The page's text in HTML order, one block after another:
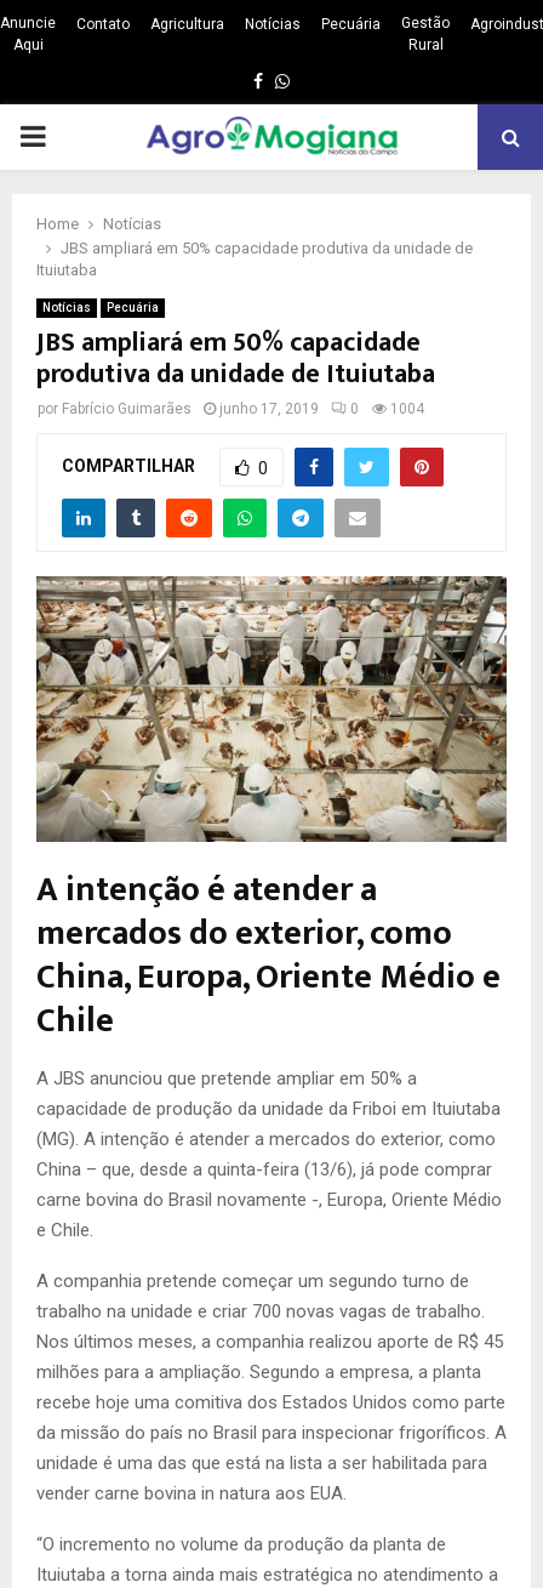
Anuncie
Aqui
Contato Agricultura Notícias Pecuária
Gestão
Rural
Facebook
Whatsapp
PRIMARY
Home
Notícias
JBS ampliará em 50% capacidade produtiva da unidade de
Ituiutaba
Notícias Pecuária
JBS ampliará em 50% capacidade
produtiva da unidade de Ituiutaba
por Fabrício Guimarães junho 17, 2019 0 1004
COMPARTILHAR 0
A intenção é atender a
mercados do exterior, como
China, Europa, Oriente Médio e
Chile
A JBS anunciou que pretende ampliar em 50% a
capacidade de produção da unidade da Friboi em Ituiutaba
(MG). A intenção é atender a mercados do exterior, como
China – que, desde a quinta-feira (13/6), já pode comprar
carne bovina do Brasil novamente -, Europa, Oriente Médio
e Chile.
A companhia pretende começar um segundo turno de
trabalho na unidade e criar 700 novas vagas de trabalho.
Nos últimos meses, a companhia realizou aporte de R$ 45
milhões para a ampliação. Segundo a empresa, a planta
recebe hoje uma comitiva dos Estados Unidos como parte
da missão do país no Brasil para inspecionar frigoríficos. A
unidade é uma das que está na lista a ser habilitada para
vender carne bovina in natura aos EUA.
“O incremento no volume da produção da planta de
Ituiutaba a torna ainda mais estratégica no atendimento a